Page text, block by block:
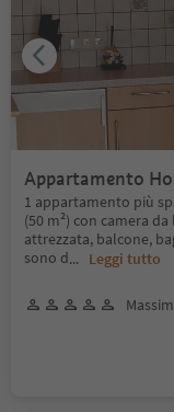
Appartamento
1 appartamento più
(50 m²) con camera
attrezzata, balcone,
sono d... Leggi tutto